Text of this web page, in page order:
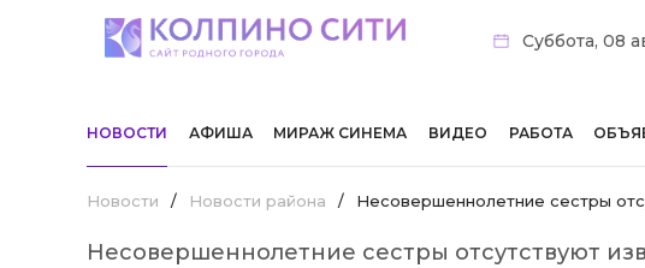
Суббота, 08
НОВОСТИ АФИША МИРАЖ СИНЕМА ВИДЕО РАБОТА
Новости / Новости района / Несовершеннолетние сестры
Несовершеннолетние сестры отсутствуют